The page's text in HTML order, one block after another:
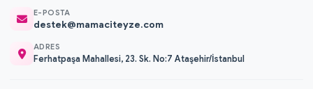
E-POSTA
destek@mamaciteyze.com
ADRES
Ferhatpaşa Mahallesi, 23. Sk. No:7 Ataşehir/İstanbul